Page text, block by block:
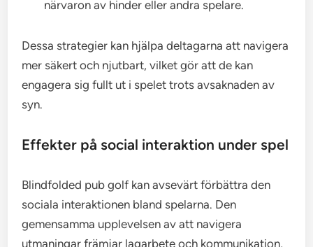
närvaron av hinder eller andra spelare.
Dessa strategier kan hjälpa deltagarna att navigera
mer säkert och njutbart, vilket gör att de kan
engagera sig fullt ut i spelet trots avsaknaden av
syn.
Effekter på social interaktion under spel
Blindfolded pub golf kan avsevärt förbättra den
sociala interaktionen bland spelarna. Den
gemensamma upplevelsen av att navigera
utmaningar främjar lagarbete och kommunikation,